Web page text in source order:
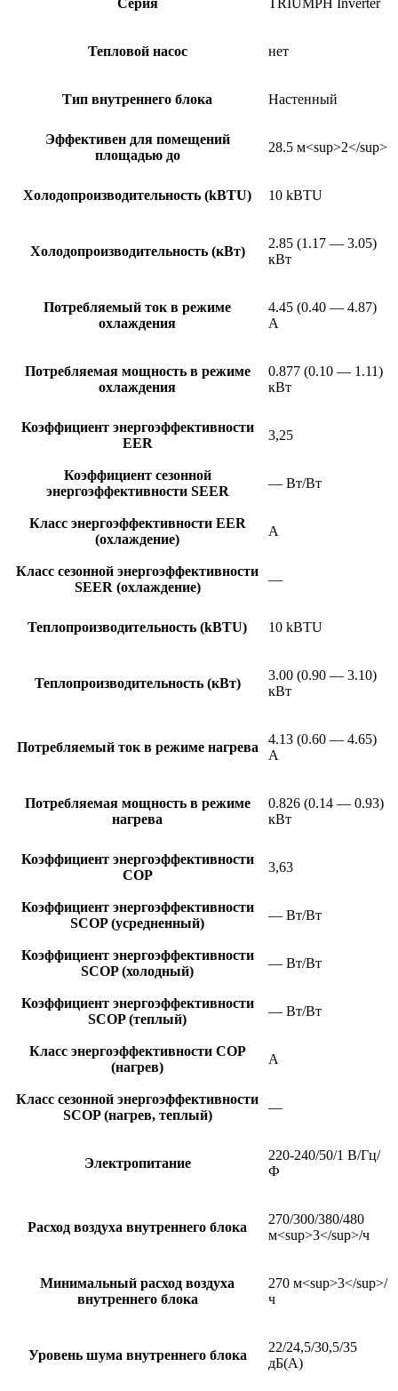
Серия TRIUMPH Inverter
Тепловой насос нет
Тип внутреннего блока Настенный
Эффективен для помещений
площадью до
28.5 м<sup>2</sup>
Холодопроизводительность (kBTU) 10 kBTU
Холодопроизводительность (кВт)
2.85 (1.17 — 3.05)
кВт
Потребляемый ток в режиме
охлаждения
4.45 (0.40 — 4.87)
А
Потребляемая мощность в режиме
охлаждения
0.877 (0.10 — 1.11)
кВт
Коэффициент энергоэффективности
EER
3,25
Коэффициент сезонной
энергоэффективности SEER
— Вт/Вт
Класс энергоэффективности EER
(охлаждение)
A
Класс сезонной энергоэффективности
SEER (охлаждение)
—
Теплопроизводительность (kBTU) 10 kBTU
Теплопроизводительность (кВт)
3.00 (0.90 — 3.10)
кВт
Потребляемый ток в режиме нагрева
4.13 (0.60 — 4.65)
А
Потребляемая мощность в режиме
нагрева
0.826 (0.14 — 0.93)
кВт
Коэффициент энергоэффективности
COP
3,63
Коэффициент энергоэффективности
SCOP (усредненный)
— Вт/Вт
Коэффициент энергоэффективности
SCOP (холодный)
— Вт/Вт
Коэффициент энергоэффективности
SCOP (теплый)
— Вт/Вт
Класс энергоэффективности COP
(нагрев)
A
Класс сезонной энергоэффективности
SCOP (нагрев, теплый)
—
Электропитание
220-240/50/1 В/Гц/
Ф
Расход воздуха внутреннего блока
270/300/380/480
м<sup>3</sup>/ч
Минимальный расход воздуха
внутреннего блока
270 м<sup>3</sup>/
ч
Уровень шума внутреннего блока
22/24,5/30,5/35
дБ(А)